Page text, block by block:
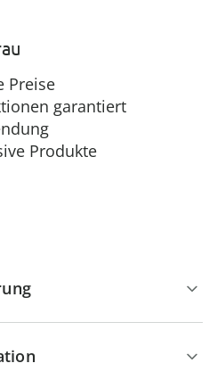
Preise
garantiert
Produkte